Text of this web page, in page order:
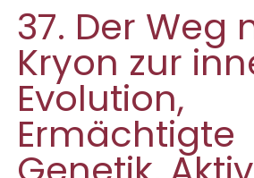
37. Der Weg
Kryon zur
Evolution,
Ermächtigte